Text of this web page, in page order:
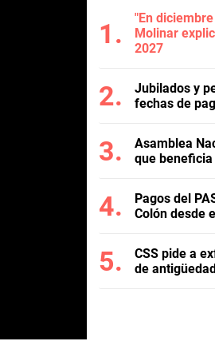
"En
Molinar
2027
Jubilados y
fechas de
Asamblea
que
Pagos del
Colón desde
CSS pide a
de